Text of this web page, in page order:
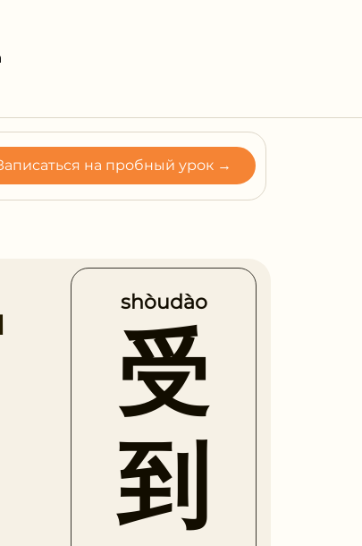
на пробный урок →
shòudào
受
到